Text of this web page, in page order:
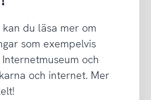
du läsa mer om
som exempelvis
och
och internet. Mer